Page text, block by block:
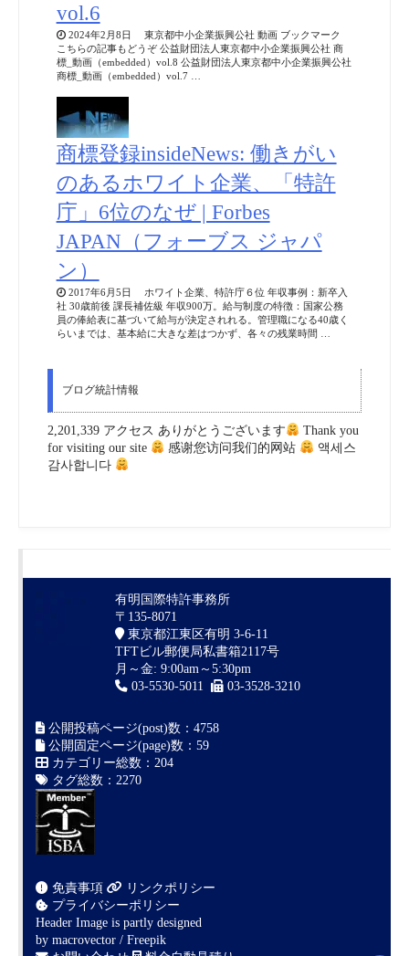
vol.6
2024年2月8日 東京都中小企業振興公社 動画 ブックマーク
こちらの記事もどうぞ 公益財団法人東京都中小企業振興公社 商
標_動画（embedded）vol.8 公益財団法人東京都中小企業振興公社
商標_動画（embedded）vol.7 …
商標登録insideNews: 働きがい
のあるホワイト企業、「特許
庁」6位のなぜ | Forbes
JAPAN（フォーブス ジャパ
ン）
2017年6月5日 ホワイト企業、特許庁６位 年収事例：新卒入
社 30歳前後 課長補佐級 年収900万。給与制度の特徴：国家公務
員の俸給表に基づいて給与が決定されれる。管理職になる40歳く
らいまでは、基本給に大きな差はつかず、各々の残業時間 …
ブログ統計情報
2,201,339 アクセス ありがとうございます
Thank you
for visiting our site
感谢您访问我们的网站
액세스
감사합니다
有明国際特許事務所
〒135-8071
東京都江東区有明 3-6-11
TFTビル郵便局私書箱2117号
月～金: 9:00am～5:30pm
03-5530-5011
03-3528-3210
公開投稿ページ(post)数：4758
公開固定ページ(page)数：59
カテゴリー総数：204
タグ総数：2270
免責事項
リンクポリシー
プライバシーポリシー
Header Image is partly designed
by macrovector / Freepik